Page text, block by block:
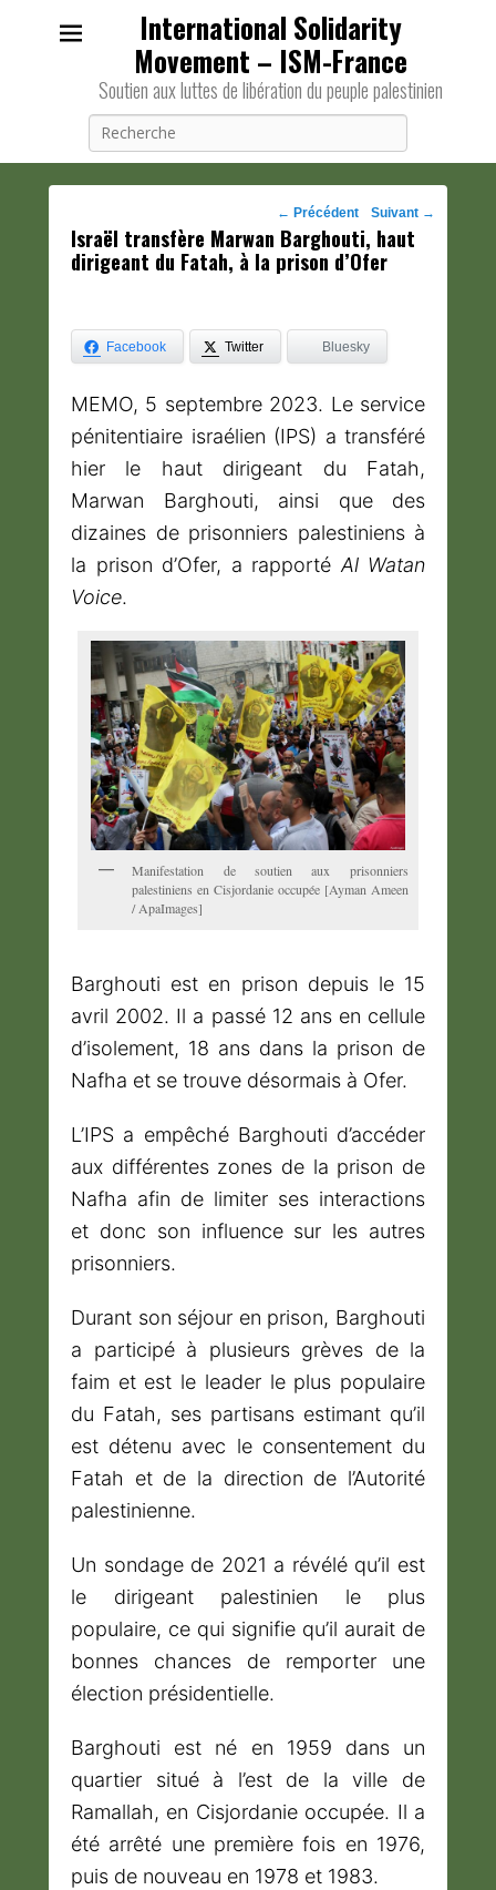
International Solidarity
Movement – ISM-France
Soutien aux luttes de libération du peuple palestinien
Navigation
des
posts
← Précédent Suivant →
Israël transfère Marwan Barghouti, haut
dirigeant du Fatah, à la prison d’Ofer
Facebook Twitter Bluesky
MEMO, 5 septembre 2023. Le service
pénitentiaire israélien (IPS) a transféré
hier le haut dirigeant du Fatah,
Marwan Barghouti, ainsi que des
dizaines de prisonniers palestiniens à
la prison d’Ofer, a rapporté Al Watan
Voice.
Manifestation de soutien aux prisonniers
palestiniens en Cisjordanie occupée [Ayman Ameen
/ ApaImages]
Barghouti est en prison depuis le 15
avril 2002. Il a passé 12 ans en cellule
d’isolement, 18 ans dans la prison de
Nafha et se trouve désormais à Ofer.
L’IPS a empêché Barghouti d’accéder
aux différentes zones de la prison de
Nafha afin de limiter ses interactions
et donc son influence sur les autres
prisonniers.
Durant son séjour en prison, Barghouti
a participé à plusieurs grèves de la
faim et est le leader le plus populaire
du Fatah, ses partisans estimant qu’il
est détenu avec le consentement du
Fatah et de la direction de l’Autorité
palestinienne.
Un sondage de 2021 a révélé qu’il est
le dirigeant palestinien le plus
populaire, ce qui signifie qu’il aurait de
bonnes chances de remporter une
élection présidentielle.
Barghouti est né en 1959 dans un
quartier situé à l’est de la ville de
Ramallah, en Cisjordanie occupée. Il a
été arrêté une première fois en 1976,
puis de nouveau en 1978 et 1983.